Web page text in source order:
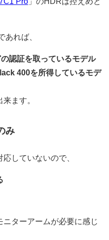
あれば、
認証を取っているモデル
400を所得しているモデ
ます。
み
していないので、
ターアームが必要に感じ